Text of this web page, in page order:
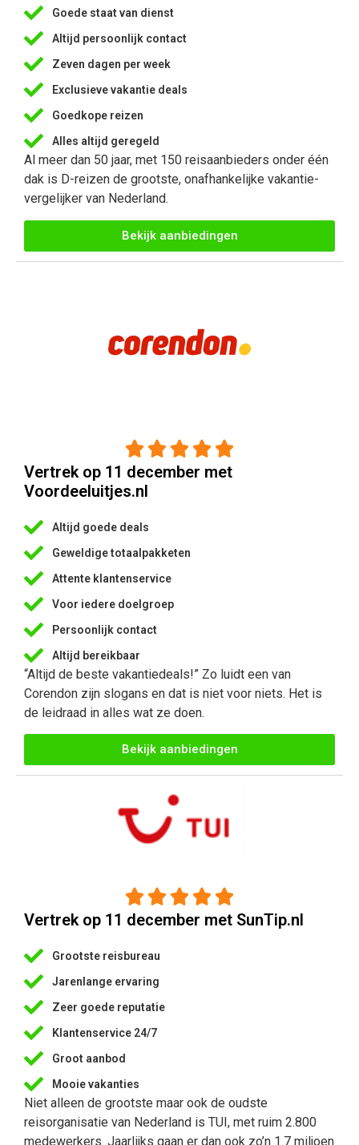
Goede staat van dienst
Altijd persoonlijk contact
Zeven dagen per week
Exclusieve vakantie deals
Goedkope reizen
Alles altijd geregeld
Al meer dan 50 jaar, met 150 reisaanbieders onder één
dak is D-reizen de grootste, onafhankelijke vakantie-
vergelijker van Nederland.
Bekijk aanbiedingen
    
Vertrek op 11 december met
Voordeeluitjes.nl
Altijd goede deals
Geweldige totaalpakketen
Attente klantenservice
Voor iedere doelgroep
Persoonlijk contact
Altijd bereikbaar
“Altijd de beste vakantiedeals!” Zo luidt een van
Corendon zijn slogans en dat is niet voor niets. Het is
de leidraad in alles wat ze doen.
Bekijk aanbiedingen
    
Vertrek op 11 december met SunTip.nl
Grootste reisbureau
Jarenlange ervaring
Zeer goede reputatie
Klantenservice 24/7
Groot aanbod
Mooie vakanties
Niet alleen de grootste maar ook de oudste
reisorganisatie van Nederland is TUI, met ruim 2.800
medewerkers. Jaarlijks gaan er dan ook zo’n 1.7 miljoen